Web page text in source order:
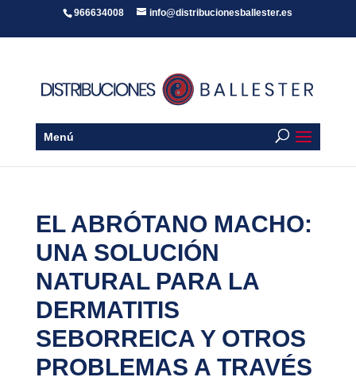
966634008 info@distribucionesballester.es
Menú
EL ABRÓTANO MACHO:
UNA SOLUCIÓN
NATURAL PARA LA
DERMATITIS
SEBORREICA Y OTROS
PROBLEMAS A TRAVÉS